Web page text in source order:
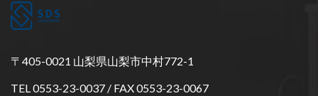
〒405-0021 山梨県山梨市中村772-1
TEL 0553-23-0037 / FAX 0553-23-0067